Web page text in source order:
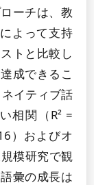
ーチは、教
よって支持
トと比較し
成できるこ
イティブ話
相関（R² =
）およびオ
模研究で観
彙の成長は